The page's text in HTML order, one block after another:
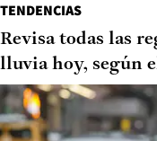
TENDENCIAS
Revisa todas las
lluvia hoy, según